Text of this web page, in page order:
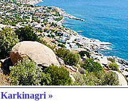
Karkinagri »